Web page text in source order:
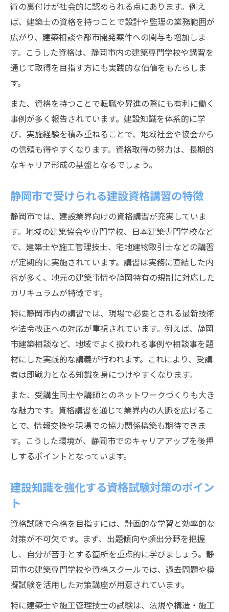
術の裏付けが社会的に認められる点にあります。例え
ば、建築士の資格を持つことで設計や監理の業務範囲が
広がり、建築相談や都市開発案件への関与も増加しま
す。こうした資格は、静岡市内の建築専門学校や講習を
通じて取得を目指す方にも実践的な価値をもたらしま
す。
また、資格を持つことで転職や昇進の際にも有利に働く
事例が多く報告されています。建設知識を体系的に学
び、実施経験を積み重ねることで、地域社会や協会から
の信頼も得やすくなります。資格取得の努力は、長期的
なキャリア形成の基盤となるでしょう。
静岡市で受けられる建設資格講習の特徴
静岡市では、建設業界向けの資格講習が充実していま
す。地域の建築協会や専門学校、日本建築専門学校など
で、建築士や施工管理技士、宅地建物取引士などの講習
が定期的に実施されています。講習は実務に直結した内
容が多く、地元の建築事情や静岡特有の規制に対応した
カリキュラムが特徴です。
特に静岡市内の講習では、現場で必要とされる最新技術
や法令改正への対応が重視されています。例えば、静岡
市建築相談など、地域でよく扱われる事例や相談事を題
材にした実践的な講義が行われます。これにより、受講
者は即戦力となる知識を身につけやすくなります。
また、受講生同士や講師とのネットワークづくりも大き
な魅力です。資格講習を通じて業界内の人脈を広げるこ
とで、情報交換や現場での協力関係構築も期待できま
す。こうした環境が、静岡市でのキャリアアップを後押
しするポイントとなっています。
建設知識を強化する資格試験対策のポイン
ト
資格試験で合格を目指すには、計画的な学習と効率的な
対策が不可欠です。まず、出題傾向や頻出分野を把握
し、自分が苦手とする箇所を重点的に学びましょう。静
岡市の建築専門学校や資格スクールでは、過去問題や模
擬試験を活用した対策講座が用意されています。
特に建築士や施工管理技士の試験は、法規や構造・施工